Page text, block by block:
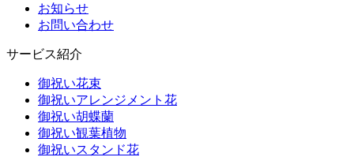
お知らせ
お問い合わせ
サービス紹介
御祝い花束
御祝いアレンジメント花
御祝い胡蝶蘭
御祝い観葉植物
御祝いスタンド花